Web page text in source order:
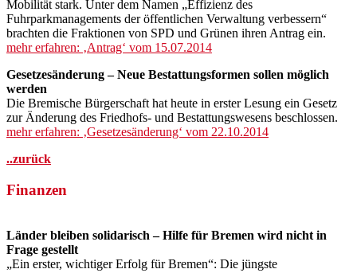
Mobilität stark. Unter dem Namen „Effizienz des
Fuhrparkmanagements der öffentlichen Verwaltung verbessern“
brachten die Fraktionen von SPD und Grünen ihren Antrag ein.
mehr erfahren: ‚Antrag‘ vom 15.07.2014
Gesetzesänderung – Neue Bestattungsformen sollen möglich
werden
Die Bremische Bürgerschaft hat heute in erster Lesung ein Gesetz
zur Änderung des Friedhofs- und Bestattungswesens beschlossen.
mehr erfahren: ‚Gesetzesänderung‘ vom 22.10.2014
..zurück
Finanzen
Länder bleiben solidarisch – Hilfe für Bremen wird nicht in
Frage gestellt
„Ein erster, wichtiger Erfolg für Bremen“: Die jüngste